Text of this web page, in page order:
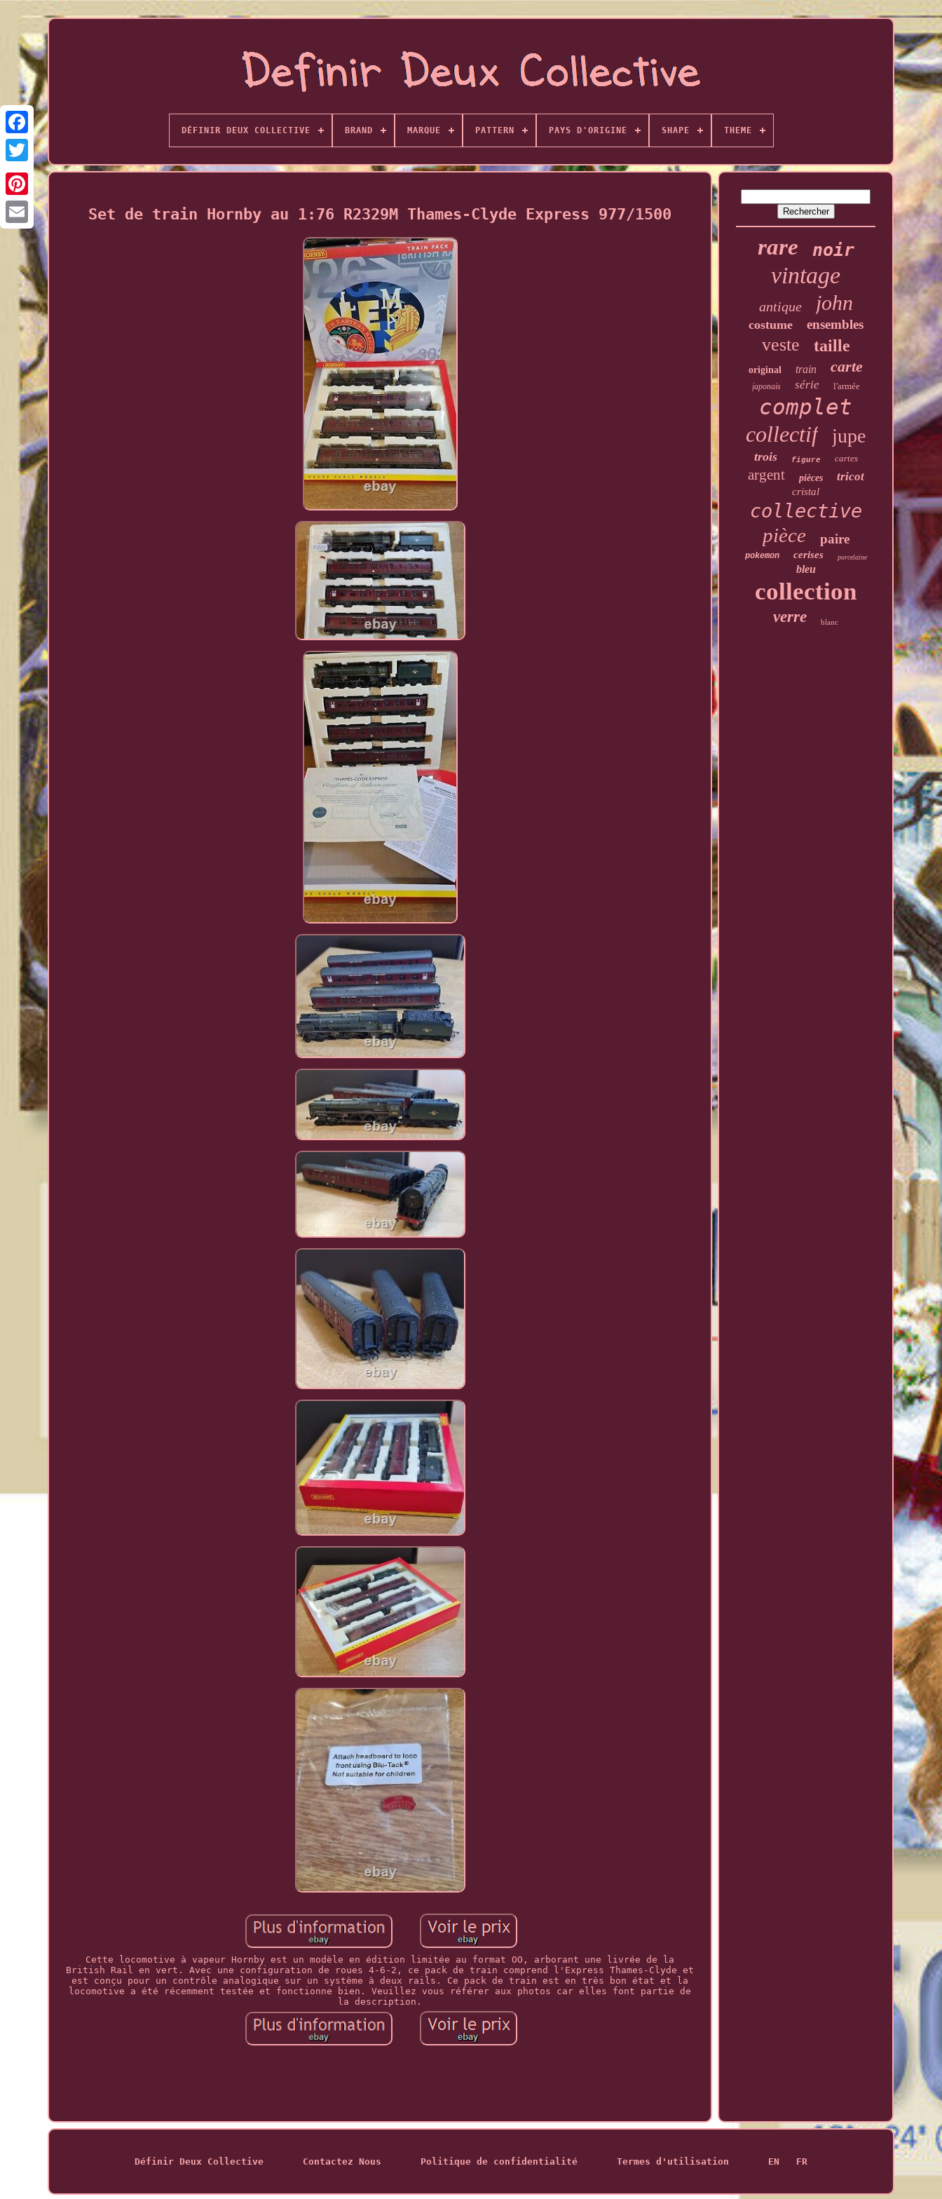
DÉFINIR DEUX COLLECTIVE BRAND MARQUE PATTERN PAYS D'ORIGINE SHAPE THEME
Set de train Hornby au 1:76 R2329M Thames-Clyde Express 977/1500
Cette locomotive à vapeur Hornby est un modèle en édition limitée au format OO, arborant une livrée de la
British Rail en vert. Avec une configuration de roues 4-6-2, ce pack de train comprend l'Express Thames-Clyde et
est conçu pour un contrôle analogique sur un système à deux rails. Ce pack de train est en très bon état et la
locomotive a été récemment testée et fonctionne bien. Veuillez vous référer aux photos car elles font partie de
la description.
rare noir
vintage
antique john
costume ensembles
veste taille
original train carte
japonais série l'armée
complet
collectif
jupe
trois figure cartes
argent pièces tricot
cristal
collective
pièce paire
pokemon cerises porcelaine
bleu
collection
verre blanc
Définir Deux Collective Contactez Nous Politique de confidentialité Termes d'utilisation EN FR